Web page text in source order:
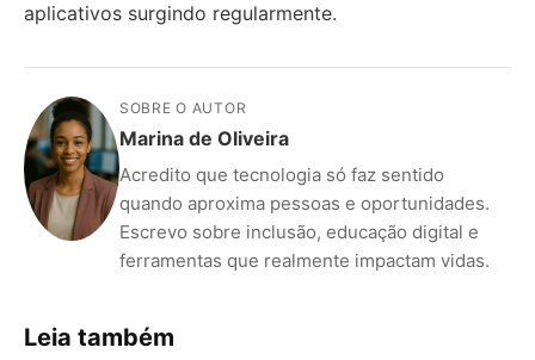
aplicativos surgindo regularmente.
SOBRE O AUTOR
Marina de Oliveira
Acredito que tecnologia só faz sentido
quando aproxima pessoas e oportunidades.
Escrevo sobre inclusão, educação digital e
ferramentas que realmente impactam vidas.
Leia também